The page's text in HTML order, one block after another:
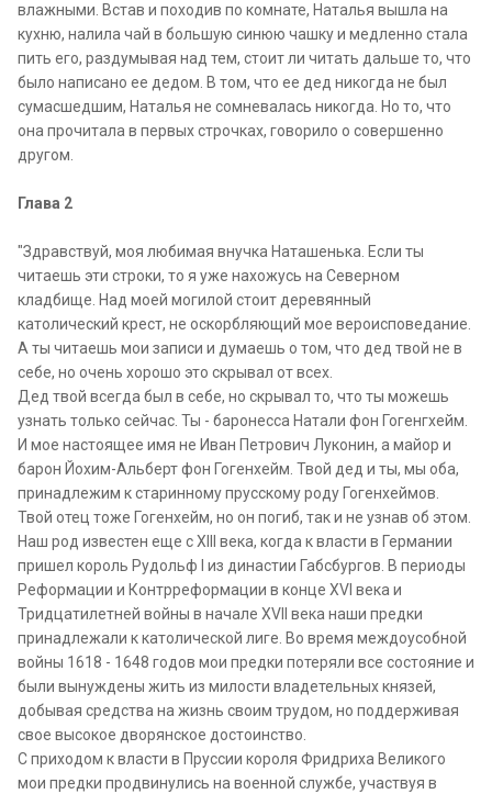
влажными. Встав и походив по комнате, Наталья вышла на
кухню, налила чай в большую синюю чашку и медленно стала
пить его, раздумывая над тем, стоит ли читать дальше то, что
было написано ее дедом. В том, что ее дед никогда не был
сумасшедшим, Наталья не сомневалась никогда. Но то, что
она прочитала в первых строчках, говорило о совершенно
другом.
Глава 2
"Здравствуй, моя любимая внучка Наташенька. Если ты
читаешь эти строки, то я уже нахожусь на Северном
кладбище. Над моей могилой стоит деревянный
католический крест, не оскорбляющий мое вероисповедание.
А ты читаешь мои записи и думаешь о том, что дед твой не в
себе, но очень хорошо это скрывал от всех.
Дед твой всегда был в себе, но скрывал то, что ты можешь
узнать только сейчас. Ты - баронесса Натали фон Гогенгхейм.
И мое настоящее имя не Иван Петрович Луконин, а майор и
барон Йохим-Альберт фон Гогенхейм. Твой дед и ты, мы оба,
принадлежим к старинному прусскому роду Гогенхеймов.
Твой отец тоже Гогенхейм, но он погиб, так и не узнав об этом.
Наш род известен еще с XIII века, когда к власти в Германии
пришел король Рудольф I из династии Габсбургов. В периоды
Реформации и Контрреформации в конце XVI века и
Тридцатилетней войны в начале XVII века наши предки
принадлежали к католической лиге. Во время междоусобной
войны 1618 - 1648 годов мои предки потеряли все состояние и
были вынуждены жить из милости владетельных князей,
добывая средства на жизнь своим трудом, но поддерживая
свое высокое дворянское достоинство.
С приходом к власти в Пруссии короля Фридриха Великого
мои предки продвинулись на военной службе, участвуя в